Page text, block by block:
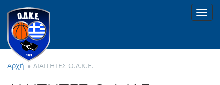
Αρχή ΔΙΑΙΤΗΤΕΣ Ο.Δ.Κ.Ε.